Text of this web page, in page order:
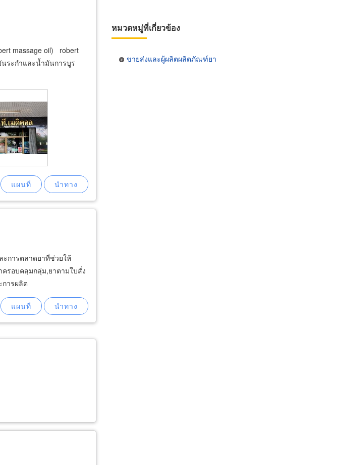
massage oil) robert
ระกำและน้ำมันการบูร
ะการตลาดยาที่ช่วยให้
รอบคลุมกลุ่ม,ยาตามใบสั่ง
การผลิต
หมวดหมู่ที่เกี่ยวข้อง
ขายส่งและผู้ผลิตผลิตภัณฑ์ยา